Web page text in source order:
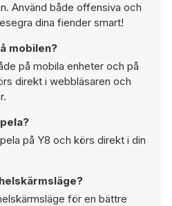
Använd både offensiva och
dina fiender smart!
mobilen?
på mobila enheter och på
direkt i webbläsaren och
på Y8 och körs direkt i din
för en bättre